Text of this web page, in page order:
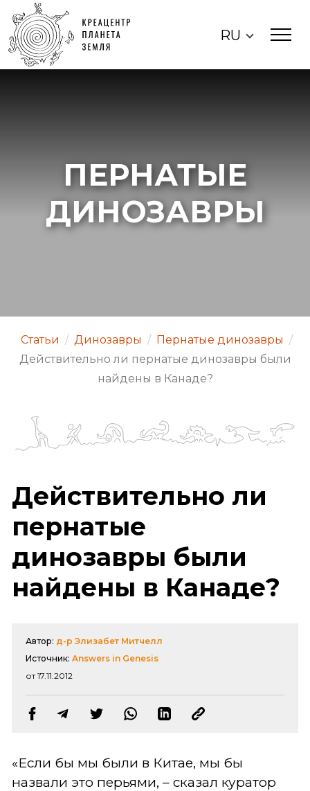
RU
ПЕРНАТЫЕ
ДИНОЗАВРЫ
Статьи / Динозавры / Пернатые динозавры /
Действительно ли пернатые динозавры были
найдены в Канаде?
Действительно ли
пернатые
динозавры были
найдены в Канаде?
Автор: д-р Элизабет Митчелл
Источник: Answers in Genesis
от 17.11.2012
«Если бы мы были в Китае, мы бы
назвали это перьями, – сказал куратор